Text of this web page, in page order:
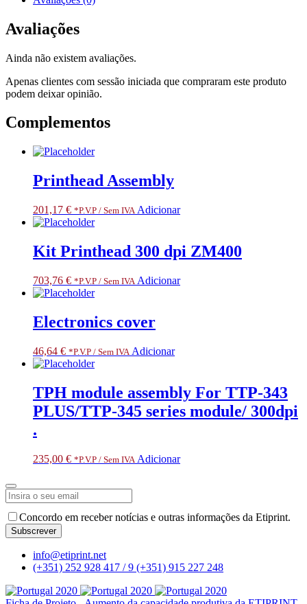
PLUS.
RESTRICTED
CLASS
ONLY
FOR
PARTNERS
Avaliações
Ainda não existem avaliações.
Apenas clientes com sessão iniciada que compraram este produto
podem deixar opinião.
Complementos
Printhead Assembly
201,17 € *P.V.P / Sem IVA Adicionar
Kit Printhead 300 dpi ZM400
703,76 € *P.V.P / Sem IVA Adicionar
Electronics cover
46,64 € *P.V.P / Sem IVA Adicionar
TPH module assembly For TTP-343
PLUS/TTP-345 series module/ 300dpi
.
235,00 € *P.V.P / Sem IVA Adicionar
Concordo em receber notícias e outras informações da Etiprint.
Subscrever
Email
*
info@etiprint.net
(+351) 252 928 417 / 9 (+351) 915 227 248